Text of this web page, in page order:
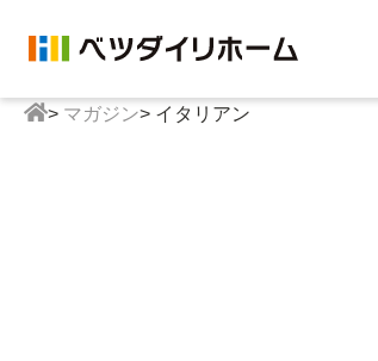
> マガジン> イタリアン